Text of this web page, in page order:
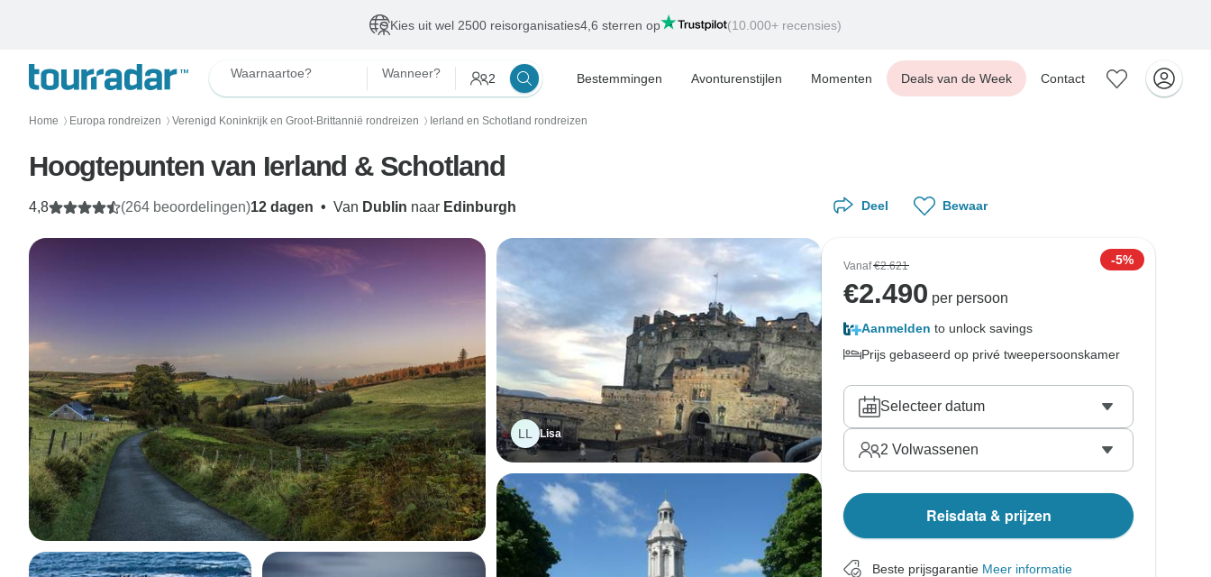
Kies uit wel 2500 reisorganisaties4,6 sterren op (10.000+ recensies)
Waarnaartoe? Wanneer? 2 Bestemmingen Avonturenstijlen Momenten Deals van de Week Contact
Home 〉 Europa rondreizen 〉 Verenigd Koninkrijk en Groot-Brittannië rondreizen 〉 Ierland en Schotland rondreizen
Hoogtepunten van Ierland & Schotland
12 dagen • Van Dublin naar Edinburgh
4,8 (264 beoordelingen)
LL Lisa
Deel Bewaar
Vanaf€2.621 -5%
€2.490 per persoon
Aanmelden to unlock savings
Prijs gebaseerd op privé tweepersoonskamer
Selecteer datum
2 Volwassenen
Reisdata & prijzen
Beste prijsgarantie Meer informatie